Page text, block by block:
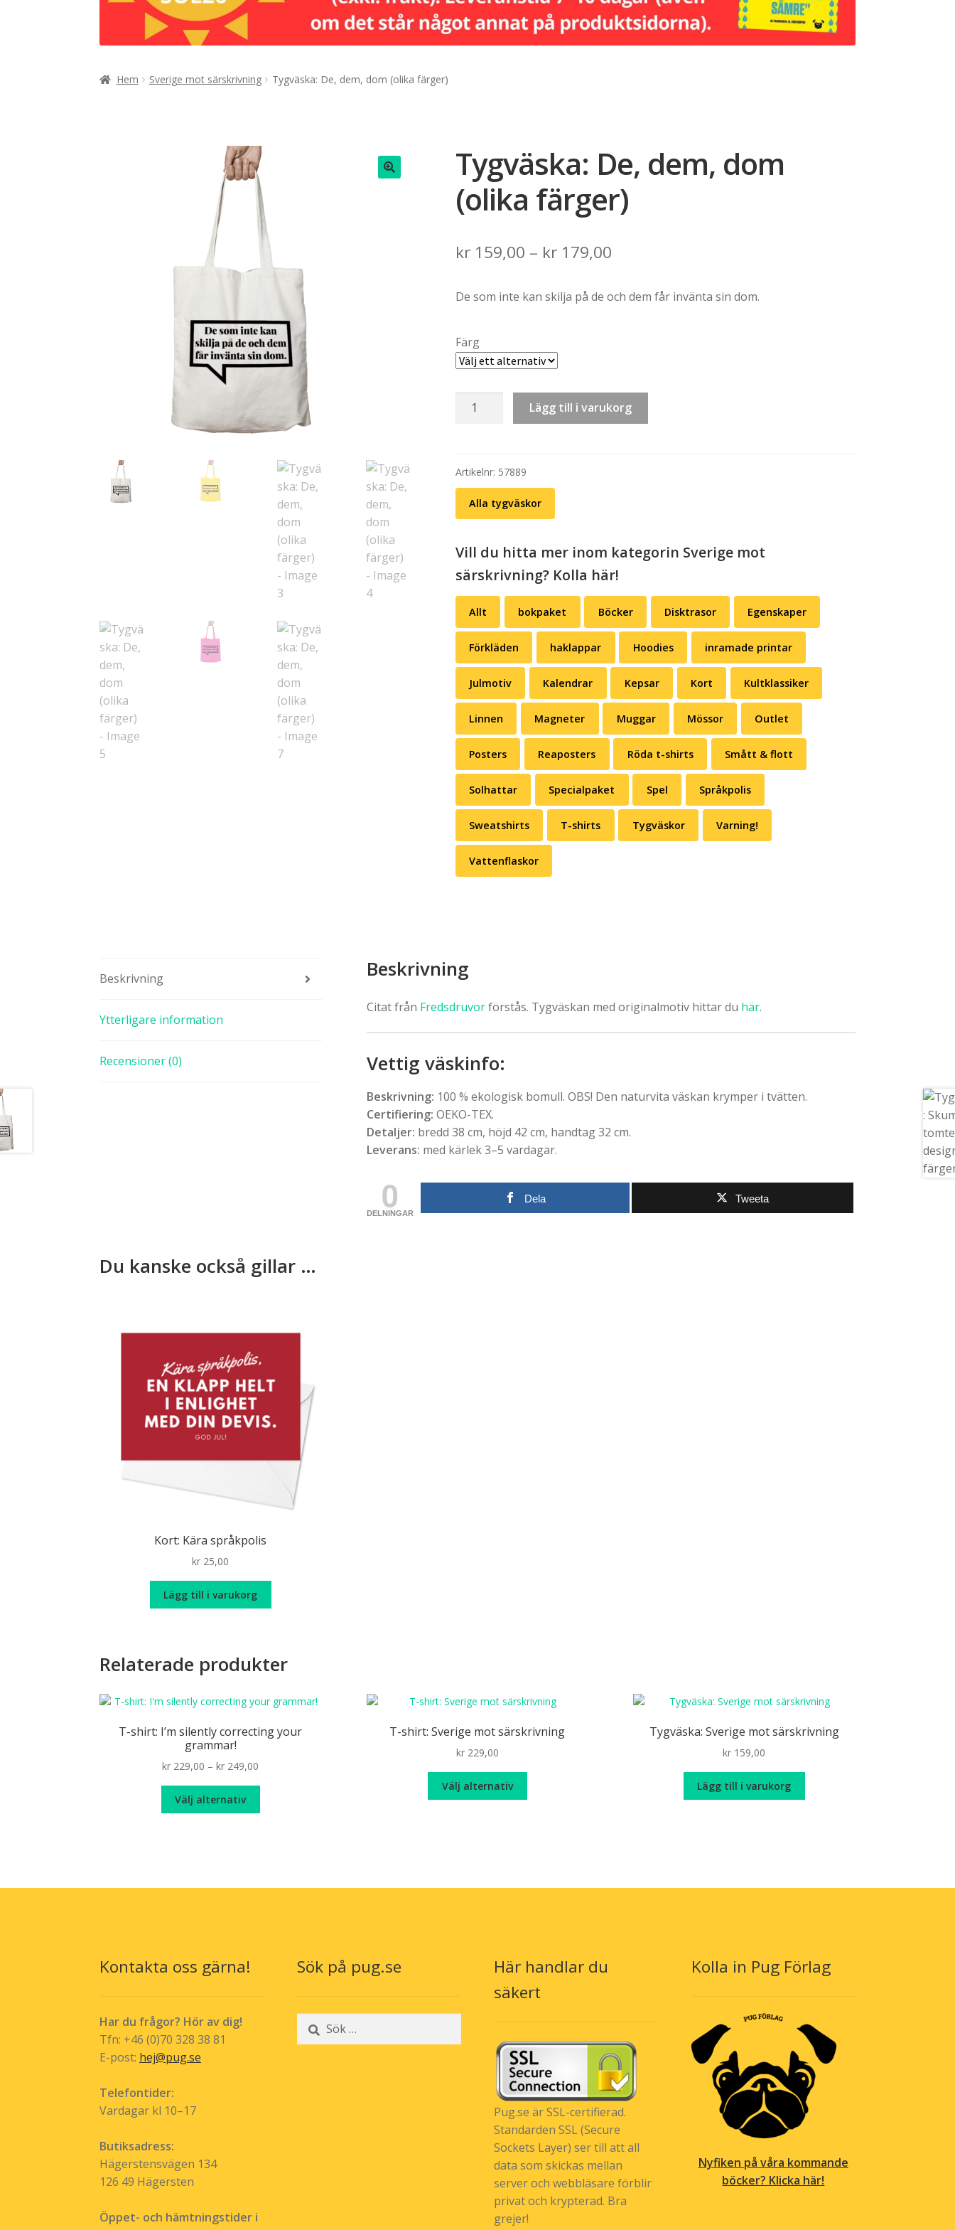
Hem Sverige mot särskrivning Tygväska: De, dem, dom (olika färger)
Tygväska: De, dem, dom
(olika färger)
kr159,00 – kr179,00Price
kr 159,00
De som inte kan skilja på de och dem får invänta sin dom.
Färg
Tygväska:
(olika
färger)
mängd
Lägg till i varukorg
Artikelnr: 57889
Alla tygväskor
Vill du hitta mer inom kategorin Sverige mot
särskrivning? Kolla här!
Allt bokpaket Böcker Disktrasor Egenskaper
Förkläden haklappar Hoodies inramade printar
Julmotiv Kalendrar Kepsar Kort Kultklassiker
Linnen Magneter Muggar Mössor Outlet
Posters Reaposters Röda t-shirts Smått & flott
Solhattar Specialpaket Spel Språkpolis
Sweatshirts T-shirts Tygväskor Varning!
Vattenflaskor
Beskrivning
Ytterligare information
Recensioner (0)
Beskrivning
Citat från Fredsdruvorförstås. Tygväskan med originalmotiv hittar du här.
Vettig väskinfo:
Beskrivning: 100 % ekologisk bomull. OBS! Den naturvita väskan krymper i tvätten.
Certifiering: OEKO-TEX.
Detaljer: bredd 38 cm, höjd 42 cm, handtag 32 cm.
Leverans: med kärlek 3–5 vardagar.
0
DELNINGAR
Dela Tweeta
Du kanske också gillar …
Kort: Kära språkpolis
kr 25,00
Lägg till i varukorg
Relaterade produkter
T-shirt: I’m silently correcting your
grammar!
kr 229,00 – kr 249,00
through
Välj alternativ
De
T-shirt: Sverige mot särskrivning
kr229,00
Välj alternativ
olika
produktsidan
Tygväska: Sverige mot särskrivning
kr 159,00
Lägg till i varukorg
Kontakta oss gärna!
Har du frågor? Hör av dig!
Tfn: +46 (0)70 328 38 81
E-post: hej@pug.se
Telefontider:
Vardagar kl 10–17
Butiksadress:
Hägerstensvägen 134
126 49 Hägersten
Öppet- och hämtningstider i
Sök på pug.se
Sök
efter:
Här handlar du
säkert
Pug.se är SSL-certifierad.
Standarden SSL (Secure
Sockets Layer) ser till att all
data som skickas mellan
server och webbläsare förblir
privat och krypterad. Bra
grejer!
Kolla in Pug Förlag
Nyfiken på våra kommande
böcker? Klicka här!